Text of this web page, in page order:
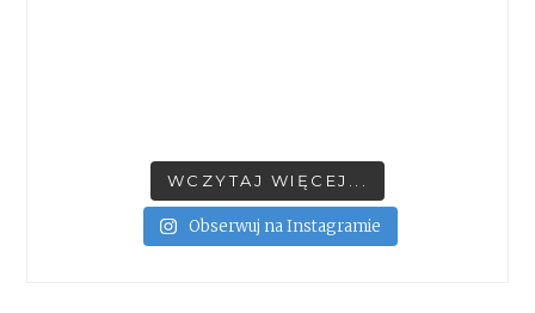
WCZYTAJ WIĘCEJ...
Obserwuj na Instagramie